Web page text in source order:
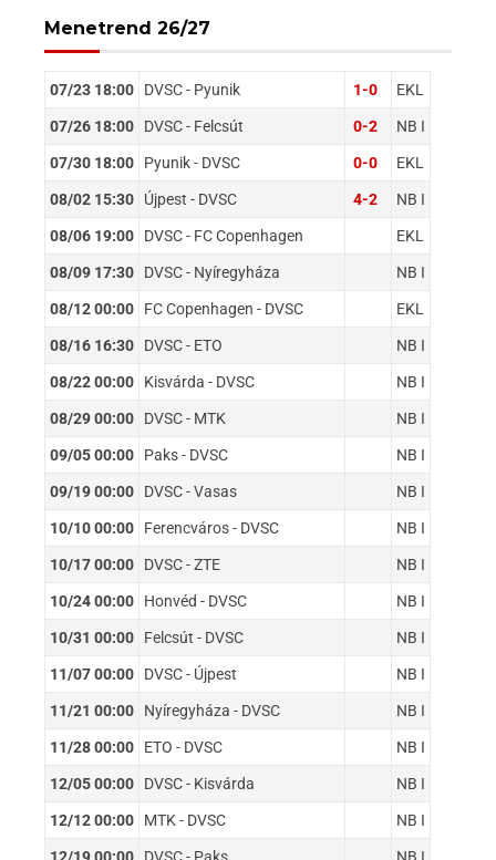
Menetrend 26/27
07/23 18:00 DVSC - Pyunik 1-0 EKL
07/26 18:00 DVSC - Felcsút 0-2 NB I
07/30 18:00 Pyunik - DVSC 0-0 EKL
08/02 15:30 Újpest - DVSC 4-2 NB I
08/06 19:00 DVSC - FC Copenhagen EKL
08/09 17:30 DVSC - Nyíregyháza NB I
08/12 00:00 FC Copenhagen - DVSC EKL
08/16 16:30 DVSC - ETO NB I
08/22 00:00 Kisvárda - DVSC NB I
08/29 00:00 DVSC - MTK NB I
09/05 00:00 Paks - DVSC NB I
09/19 00:00 DVSC - Vasas NB I
10/10 00:00 Ferencváros - DVSC NB I
10/17 00:00 DVSC - ZTE NB I
10/24 00:00 Honvéd - DVSC NB I
10/31 00:00 Felcsút - DVSC NB I
11/07 00:00 DVSC - Újpest NB I
11/21 00:00 Nyíregyháza - DVSC NB I
11/28 00:00 ETO - DVSC NB I
12/05 00:00 DVSC - Kisvárda NB I
12/12 00:00 MTK - DVSC NB I